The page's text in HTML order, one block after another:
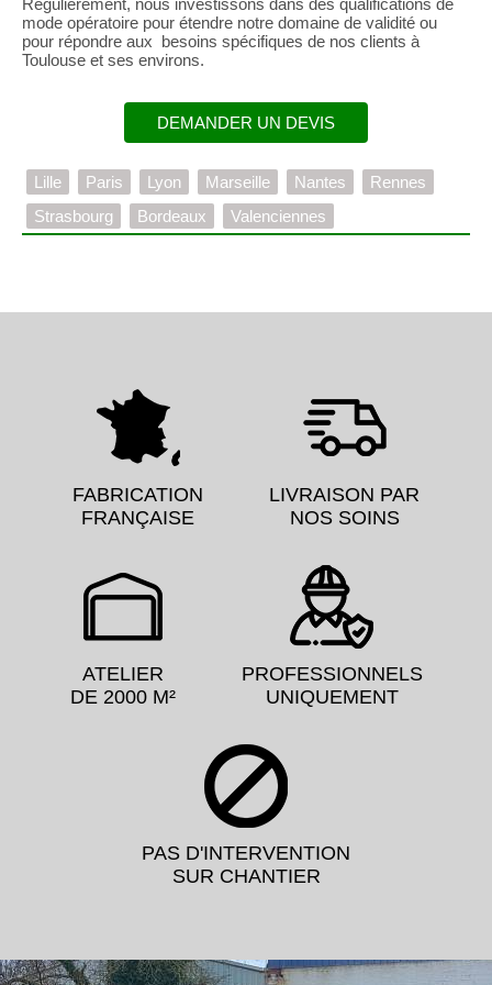
Régulièrement, nous investissons dans des qualifications de
mode opératoire pour étendre notre domaine de validité ou
pour répondre aux besoins spécifiques de nos clients à
Toulouse et ses environs.
DEMANDER UN DEVIS
Lille Paris Lyon Marseille Nantes
Rennes
Strasbourg
Bordeaux Valenciennes
FABRICATION
FRANÇAISE
LIVRAISON PAR
NOS SOINS
ATELIER
DE 2000 M²
PROFESSIONNELS
UNIQUEMENT
PAS D'INTERVENTION
SUR CHANTIER